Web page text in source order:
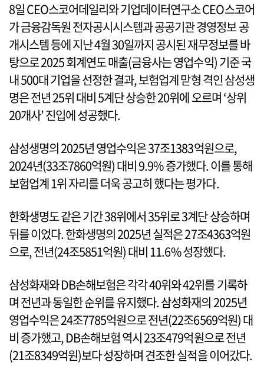
8일 CEO스코어데일리와 기업데이터연구소 CEO스코어
가 금융감독원 전자공시시스템과 공공기관 경영정보 공
개시스템 등에 지난 4월 30일까지 공시된 재무정보를 바
탕으로 2025 회계연도 매출(금융사는 영업수익) 기준 국
내 500대 기업을 선정한 결과, 보험업계 맏형 격인 삼성생
명은 전년 25위 대비 5계단 상승한 20위에 오르며 ‘상위
20개사’ 진입에 성공했다.
삼성생명의 2025년 영업수익은 37조1383억원으로,
2024년(33조7860억원) 대비 9.9% 증가했다. 이를 통해
보험업계 1위 자리를 더욱 공고히 했다는 평가다.
한화생명도 같은 기간 38위에서 35위로 3계단 상승하며
뒤를 이었다. 한화생명의 2025년 실적은 27조4363억원
으로, 전년(24조5851억원) 대비 11.6% 성장했다.
삼성화재와 DB손해보험은 각각 40위와 42위를 기록하
며 전년과 동일한 순위를 유지했다. 삼성화재의 2025년
영업수익은 24조7785억원으로 전년(22조6569억원) 대
비 증가했고, DB손해보험 역시 23조479억원으로 전년
(21조8349억원)보다 성장하며 견조한 실적을 이어갔다.